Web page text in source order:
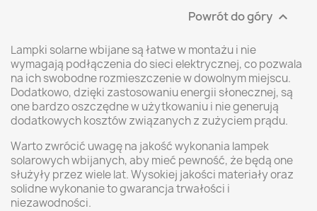
Powrót do góry 
Lampki solarne wbijane są łatwe w montażu i nie
wymagają podłączenia do sieci elektrycznej, co pozwala
na ich swobodne rozmieszczenie w dowolnym miejscu.
Dodatkowo, dzięki zastosowaniu energii słonecznej, są
one bardzo oszczędne w użytkowaniu i nie generują
dodatkowych kosztów związanych z zużyciem prądu.
Warto zwrócić uwagę na jakość wykonania lampek
solarowych wbijanych, aby mieć pewność, że będą one
służyły przez wiele lat. Wysokiej jakości materiały oraz
solidne wykonanie to gwarancja trwałości i
niezawodności.